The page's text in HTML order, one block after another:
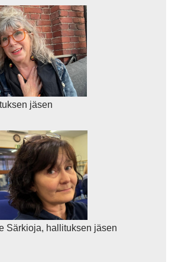
jäsen
Särkioja, hallituksen jäsen